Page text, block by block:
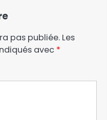
pas publiée. Les
avec *